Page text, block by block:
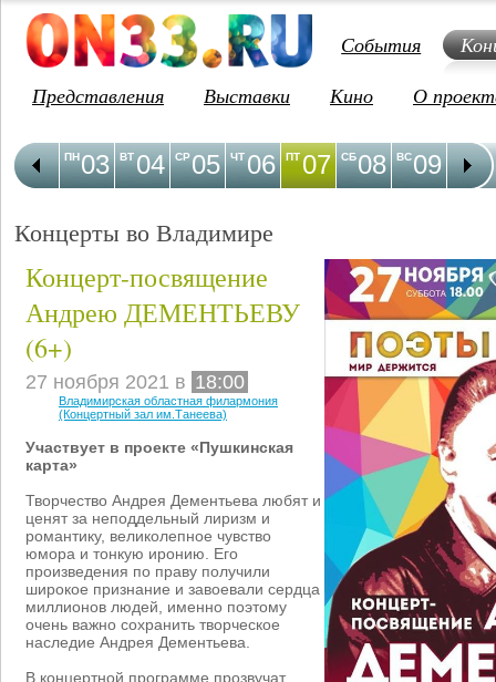
События
Представления
Выставки Кино О
03
ПН 04
ВТ 05
СР 06
ЧТ 07
ПТ 08
СБ 09
ВС 10
ПН
Концерты во Владимире
Концерт-посвящение
Андрею ДЕМЕНТЬЕВУ
(6+)
27 ноября 2021 в 18:00
Владимирская областная филармония
(Концертный зал им.Танеева)
Участвует в проекте «Пушкинская
карта»
Творчество Андрея Дементьева любят и
ценят за неподдельный лиризм и
романтику, великолепное чувство
юмора и тонкую иронию. Его
произведения по праву получили
широкое признание и завоевали сердца
миллионов людей, именно поэтому
очень важно сохранить творческое
наследие Андрея Дементьева.
В концертной программе прозвучат